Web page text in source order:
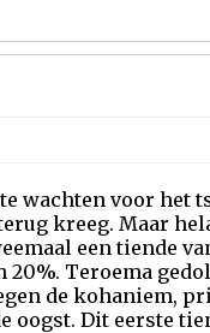
wachten voor het
kreeg. Maar
een tiende
Teroema
de kohaniem,
oogst. Dit eerste